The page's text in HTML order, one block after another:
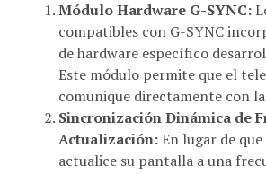
compatibles con G-SYNC
de hardware específico
Este módulo permite que el
comunique directamente con la
Sincronización Dinámica de
Actualización:En lugar de
actualice su pantalla a una
ejemplo, 60 Hz o 120 Hz), el